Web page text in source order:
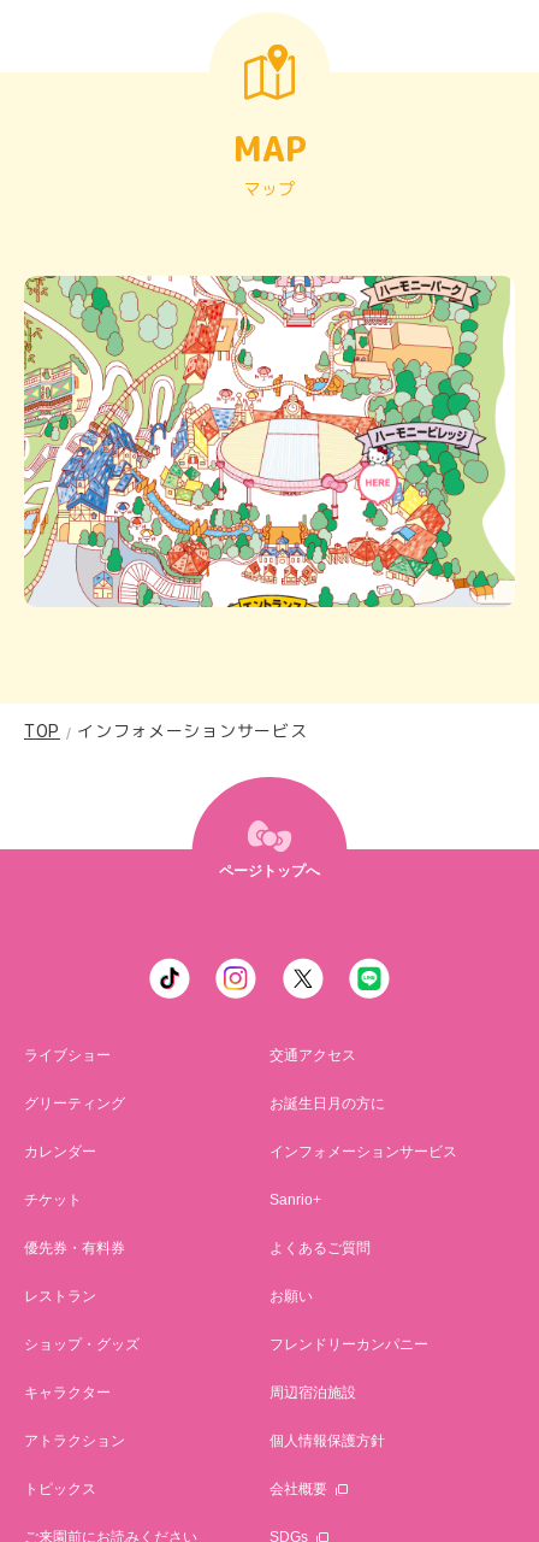
MAP
マップ
TOP インフォメーションサービス
ページトップへ
ライブショー 交通アクセス
グリーティング お誕生日月の方に
カレンダー インフォメーションサービス
チケット Sanrio+
優先券・有料券 よくあるご質問
レストラン お願い
ショップ・グッズ フレンドリーカンパニー
キャラクター 周辺宿泊施設
アトラクション 個人情報保護方針
トピックス 会社概要
ご来園前にお読みください SDGs